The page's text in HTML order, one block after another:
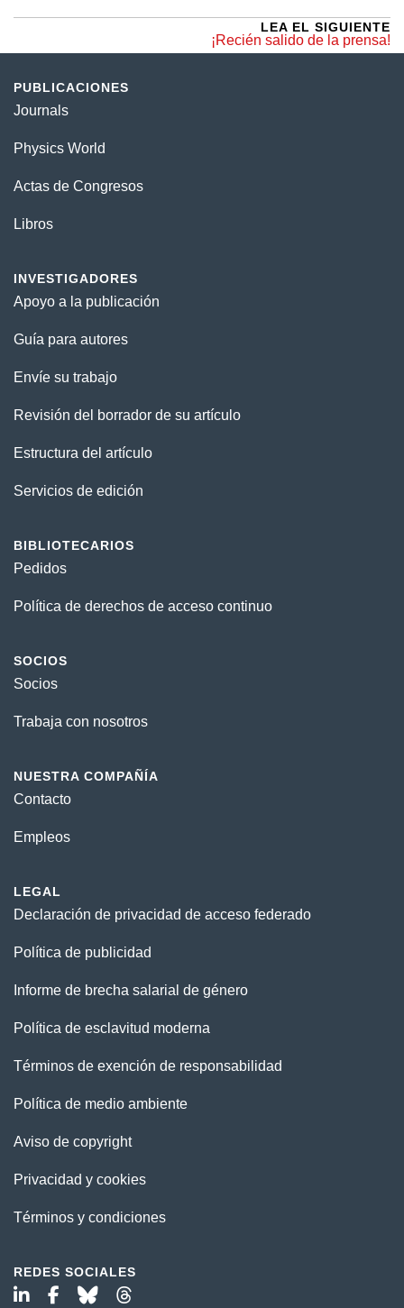
LEA EL SIGUIENTE
¡Recién salido de la prensa!
PUBLICACIONES
Journals
Physics World
Actas de Congresos
Libros
INVESTIGADORES
Apoyo a la publicación
Guía para autores
Envíe su trabajo
Revisión del borrador de su artículo
Estructura del artículo
Servicios de edición
BIBLIOTECARIOS
Pedidos
Política de derechos de acceso continuo
SOCIOS
Socios
Trabaja con nosotros
NUESTRA COMPAÑÍA
Contacto
Empleos
LEGAL
Declaración de privacidad de acceso federado
Política de publicidad
Informe de brecha salarial de género
Política de esclavitud moderna
Términos de exención de responsabilidad
Política de medio ambiente
Aviso de copyright
Privacidad y cookies
Términos y condiciones
REDES SOCIALES